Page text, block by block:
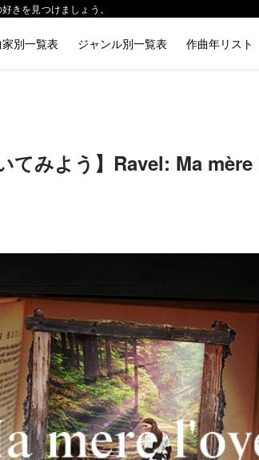
きを見つけましょう。
別一覧表 ジャンル別一覧表 作曲年リスト
みよう】Ravel: Ma mère